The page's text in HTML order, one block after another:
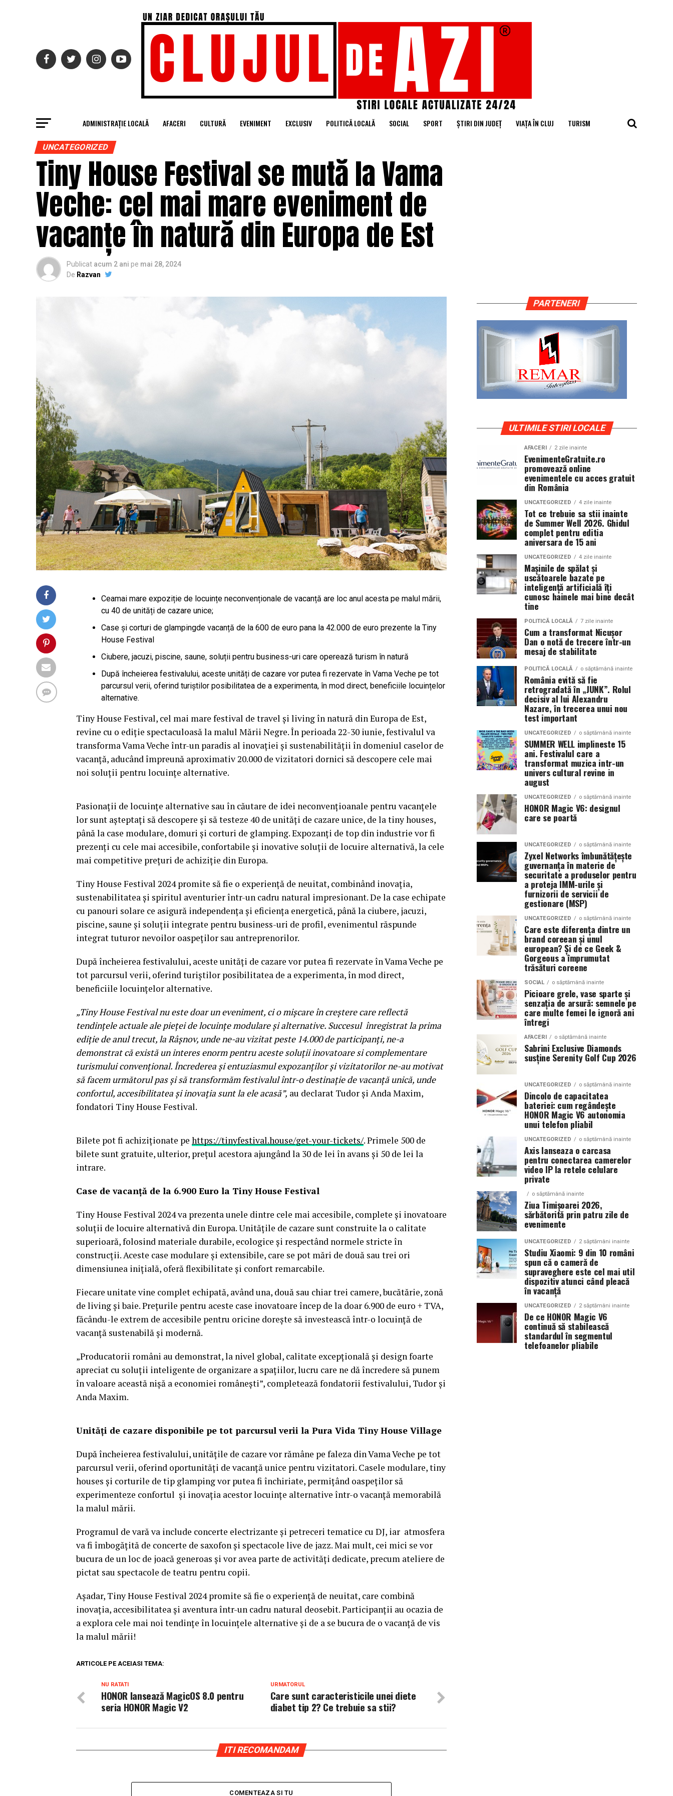
ADMINISTRAȚIE LOCALĂ AFACERI CULTURĂ EVENIMENT EXCLUSIV POLITICĂ LOCALĂ SOCIAL SPORT ȘTIRI DIN JUDEȚ VIAȚA ÎN CLUJ TURISM
UNCATEGORIZED
Tiny House Festival se mută la Vama
Veche: cel mai mare eveniment de
vacanțe în natură din Europa de Est
Publicat acum 2 ani pe mai 28, 2024
De Razvan
Ceamai mare expoziție de locuințe neconvenționale de vacanță are loc anul acesta pe malul mării,
cu 40 de unități de cazare unice;
Case și corturi de glampingde vacanță de la 600 de euro pana la 42.000 de euro prezente la Tiny
House Festival
Ciubere, jacuzi, piscine, saune, soluții pentru business-uri care operează turism în natură
După încheierea festivalului, aceste unități de cazare vor putea fi rezervate în Vama Veche pe tot
parcursul verii, oferind turiștilor posibilitatea de a experimenta, în mod direct, beneficiile locuințelor
alternative.
Tiny House Festival, cel mai mare festival de travel și living în natură din Europa de Est,
revine cu o ediție spectaculoasă la malul Mării Negre. În perioada 22-30 iunie, festivalul va
transforma Vama Veche într-un paradis al inovației și sustenabilității în domeniul caselor de
vacanță, aducând împreună aproximativ 20.000 de vizitatori dornici să descopere cele mai
noi soluții pentru locuințe alternative.
Pasionații de locuințe alternative sau în căutare de idei neconvențioanale pentru vacanțele
lor sunt așteptați să descopere și să testeze 40 de unități de cazare unice, de la tiny houses,
până la case modulare, domuri și corturi de glamping. Expozanți de top din industrie vor fi
prezenți cu cele mai accesibile, confortabile și inovative soluții de locuire alternativă, la cele
mai competitive prețuri de achiziție din Europa.
Tiny House Festival 2024 promite să fie o experiență de neuitat, combinând inovația,
sustenabilitatea și spiritul aventurier într-un cadru natural impresionant. De la case echipate
cu panouri solare ce asigură independența și eficiența energetică, până la ciubere, jacuzi,
piscine, saune și soluții integrate pentru business-uri de profil, evenimentul răspunde
integrat tuturor nevoilor oaspeților sau antreprenorilor.
După încheierea festivalului, aceste unități de cazare vor putea fi rezervate în Vama Veche pe
tot parcursul verii, oferind turiștilor posibilitatea de a experimenta, în mod direct,
beneficiile locuințelor alternative.
„Tiny House Festival nu este doar un eveniment, ci o mișcare în creștere care reflectă
tendințele actuale ale pieței de locuințe modulare și alternative. Succesul înregistrat la prima
ediție de anul trecut, la Râșnov, unde ne-au vizitat peste 14.000 de participanți, ne-a
demonstrat că există un interes enorm pentru aceste soluții inovatoare si complementare
turismului convențional. Încrederea și entuziasmul expozanților și vizitatorilor ne-au motivat
să facem următorul pas și să transformăm festivalul într-o destinație de vacanță unică, unde
confortul, accesibilitatea și inovația sunt la ele acasă”, au declarat Tudor și Anda Maxim,
fondatori Tiny House Festival.
Bilete pot fi achiziționate pe https://tinyfestival.house/get-your-tickets/. Primele 500 de
bilete sunt gratuite, ulterior, prețul acestora ajungând la 30 de lei în avans și 50 de lei la
intrare.
Case de vacanță de la 6.900 Euro la Tiny House Festival
Tiny House Festival 2024 va prezenta unele dintre cele mai accesibile, complete și inovatoare
soluții de locuire alternativă din Europa. Unitățile de cazare sunt construite la o calitate
superioară, folosind materiale durabile, ecologice și respectând normele stricte în
construcții. Aceste case modulare și extensibile, care se pot mări de două sau trei ori
dimensiunea inițială, oferă flexibilitate și confort remarcabile.
Fiecare unitate vine complet echipată, având una, două sau chiar trei camere, bucătărie, zonă
de living și baie. Prețurile pentru aceste case inovatoare încep de la doar 6.900 de euro + TVA,
făcându-le extrem de accesibile pentru oricine dorește să investească într-o locuință de
vacanță sustenabilă și modernă.
„Producatorii români au demonstrat, la nivel global, calitate excepțională și design foarte
apreciat cu soluții inteligente de organizare a spațiilor, lucru care ne dă încredere să punem
în valoare această nișă a economiei românești”, completează fondatorii festivalului, Tudor și
Anda Maxim.
Unități de cazare disponibile pe tot parcursul verii la Pura Vida Tiny House Village
După încheierea festivalului, unitățile de cazare vor rămâne pe faleza din Vama Veche pe tot
parcursul verii, oferind oportunități de vacanță unice pentru vizitatori. Casele modulare, tiny
houses și corturile de tip glamping vor putea fi închiriate, permițând oaspeților să
experimenteze confortul și inovația acestor locuințe alternative într-o vacanță memorabilă
la malul mării.
Programul de vară va include concerte electrizante și petreceri tematice cu DJ, iar atmosfera
va fi îmbogățită de concerte de saxofon și spectacole live de jazz. Mai mult, cei mici se vor
bucura de un loc de joacă generoas și vor avea parte de activități dedicate, precum ateliere de
pictat sau spectacole de teatru pentru copii.
Așadar, Tiny House Festival 2024 promite să fie o experiență de neuitat, care combină
inovația, accesibilitatea și aventura într-un cadru natural deosebit. Participanții au ocazia de
a explora cele mai noi tendințe în locuințele alternative și de a se bucura de o vacanță de vis
la malul mării!
ARTICOLE PE ACEIASI TEMA:
URMATORUL
Care sunt caracteristicile unei diete
diabet tip 2? Ce trebuie sa stii?
NU RATATI
HONOR lansează MagicOS 8.0 pentru
seria HONOR Magic V2
ITI RECOMANDAM
COMENTEAZA SI TU
PARTENERI
ULTIMILE STIRI LOCALE
AFACERI 2 zile inainte
EvenimenteGratuite.ro
promovează online
evenimentele cu acces gratuit
din România
UNCATEGORIZED 4 zile inainte
Tot ce trebuie sa stii inainte
de Summer Well 2026. Ghidul
complet pentru editia
aniversara de 15 ani
UNCATEGORIZED 4 zile inainte
Mașinile de spălat și
uscătoarele bazate pe
inteligență artificială îți
cunosc hainele mai bine decât
tine
POLITICĂ LOCALĂ 7 zile inainte
Cum a transformat Nicușor
Dan o notă de trecere într-un
mesaj de stabilitate
POLITICĂ LOCALĂ o săptămână inainte
România evită să fie
retrogradată în „JUNK”. Rolul
decisiv al lui Alexandru
Nazare, în trecerea unui nou
test important
UNCATEGORIZED o săptămână inainte
SUMMER WELL implineste 15
ani. Festivalul care a
transformat muzica intr-un
univers cultural revine in
august
UNCATEGORIZED o săptămână inainte
HONOR Magic V6: designul
care se poartă
UNCATEGORIZED o săptămână inainte
Zyxel Networks îmbunătățește
guvernanța în materie de
securitate a produselor pentru
a proteja IMM-urile și
furnizorii de servicii de
gestionare (MSP)
UNCATEGORIZED o săptămână inainte
Care este diferența dintre un
brand coreean și unul
european? Și de ce Geek &
Gorgeous a împrumutat
trăsături coreene
SOCIAL o săptămână inainte
Picioare grele, vase sparte și
senzația de arsură: semnele pe
care multe femei le ignoră ani
întregi
AFACERI o săptămână inainte
Sabrini Exclusive Diamonds
susține Serenity Golf Cup 2026
UNCATEGORIZED o săptămână inainte
Dincolo de capacitatea
bateriei: cum regândește
HONOR Magic V6 autonomia
unui telefon pliabil
UNCATEGORIZED o săptămână inainte
Axis lanseaza o carcasa
pentru conectarea camerelor
video IP la retele celulare
private
o săptămână inainte
Ziua Timișoarei 2026,
sărbătorită prin patru zile de
evenimente
UNCATEGORIZED 2 săptămâni inainte
Studiu Xiaomi: 9 din 10 români
spun că o cameră de
supraveghere este cel mai util
dispozitiv atunci când pleacă
în vacanță
UNCATEGORIZED 2 săptămâni inainte
De ce HONOR Magic V6
continuă să stabilească
standardul în segmentul
telefoanelor pliabile